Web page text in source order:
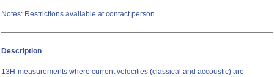
Notes: Restrictions available at contact person
Description
13H-measurements where current velocities (classical and accoustic) are